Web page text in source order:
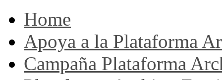
Home
Apoya a la Plataforma
Campaña Plataforma